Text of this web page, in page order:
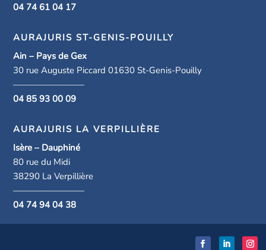
04 74 61 04 17
AURAJURIS ST-GENIS-POUILLY
Ain – Pays de Gex
30 rue Auguste Piccard 01630 St-Genis-Pouilly
————————
04 85 93 00 09
AURAJURIS LA VERPILLIÈRE
Isère – Dauphiné
80 rue du Midi
38290 La Verpillière
————————
04 74 94 04 38